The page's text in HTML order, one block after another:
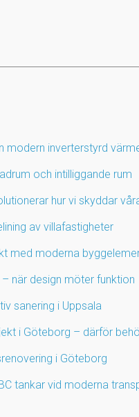
modern inverterstyrd
och intilliggande rum
hur vi skyddar
av villafastigheter
med moderna
när design möter funktion
sanering i Uppsala
i Göteborg – därför
i Göteborg
tankar vid moderna